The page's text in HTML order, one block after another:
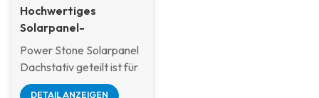
Hochwertiges
Solarpanel-
Dachstativ getroffen
Power Stone Solarpanel
Dachstativ geteilt ist für
die Installationen von
DETAIL ANZEIGEN